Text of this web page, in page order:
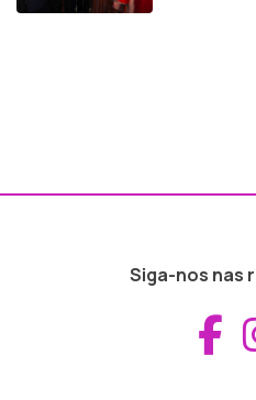
Siga-nos nas